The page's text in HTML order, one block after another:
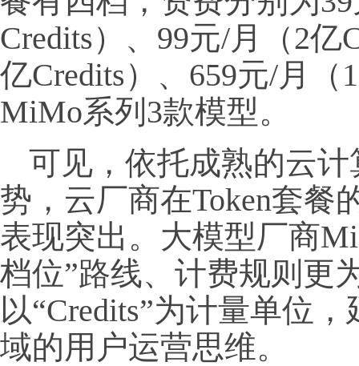
Credits）、99元/月（2亿
亿Credits）、659元/月（
MiMo系列3款模型。
可见，依托成熟的云
势，云厂商在Token套餐
表现突出。大模型厂商
档位”路线、计费规则更
以“Credits”为计量单位
域的用户运营思维。